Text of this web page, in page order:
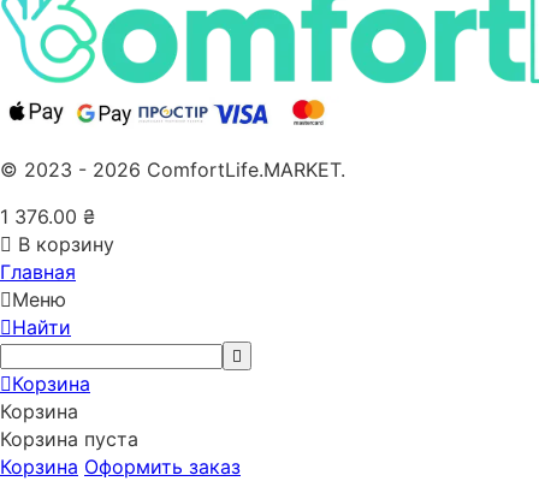
© 2023 - 2026 ComfortLife.MARKET.
1 376.00 ₴
В корзину
Главная
Меню
Найти
Корзина
Корзина
Корзина пуста
Корзина Оформить заказ